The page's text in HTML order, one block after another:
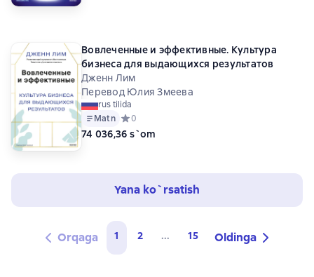
Вовлеченные и эффективные. Культура
бизнеса для выдающихся результатов
Дженн Лим
Перевод Юлия Змеева
rus tilida
Matn Средний рейтинг 0 на основе 0 оценок
0
74 036,36 s`om
Yana ko`rsatish
Orqaga 1 2 ... 15 Oldinga